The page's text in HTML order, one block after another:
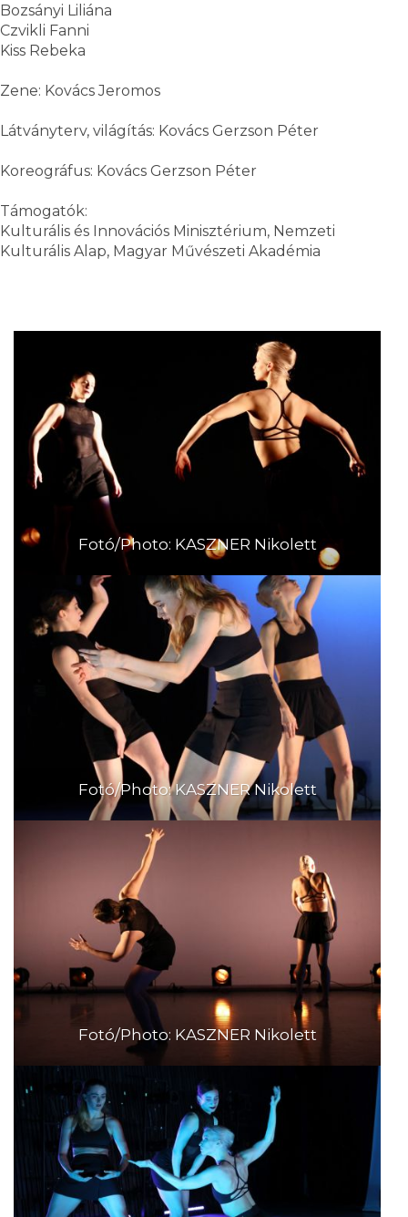
Bozsányi Liliána
Czvikli Fanni
Kiss Rebeka
Zene: Kovács Jeromos
Látványterv, világítás: Kovács Gerzson Péter
Koreográfus: Kovács Gerzson Péter
Támogatók:
Kulturális és Innovációs Minisztérium, Nemzeti
Kulturális Alap, Magyar Művészeti Akadémia
Fotó/Photo: KASZNER Nikolett
Fotó/Photo: KASZNER Nikolett
Fotó/Photo: KASZNER Nikolett